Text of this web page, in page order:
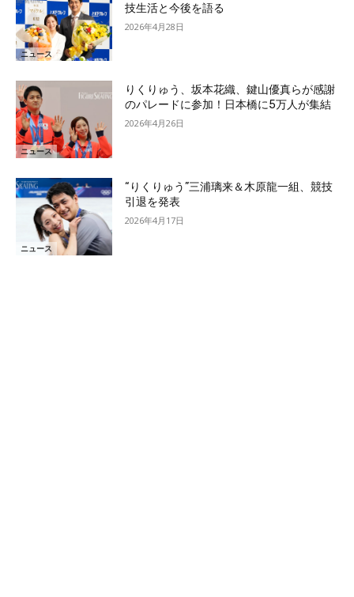
ニュース
技生活と今後を語る
2026年4月28日
ニュース
りくりゅう、坂本花織、鍵山優真らが感謝
のパレードに参加！日本橋に5万人が集結
2026年4月26日
ニュース
“りくりゅう”三浦璃来＆木原龍一組、競技
引退を発表
2026年4月17日